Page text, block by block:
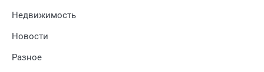
Недвижимость
Новости
Разное